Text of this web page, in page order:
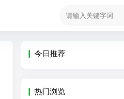
今日推荐
热门浏览